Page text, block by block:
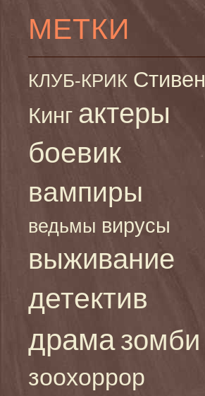
МЕТКИ
КЛУБ-КРИК Стивен
Кинг актеры
боевик
вампиры
ведьмы вирусы
выживание
детектив
драма зомби
зоохоррор